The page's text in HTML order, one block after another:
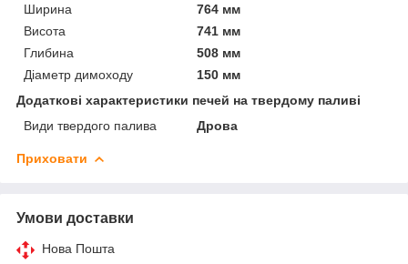
Ширина
764 мм
Висота
741 мм
Глибина
508 мм
Діаметр димоходу
150 мм
Додаткові характеристики печей на твердому паливі
Види твердого палива
Дрова
Приховати
Умови доставки
Нова Пошта